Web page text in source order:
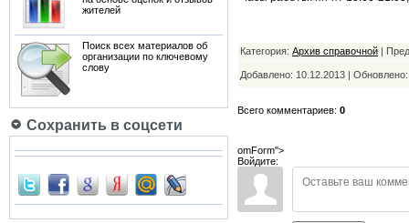
жителей
Поиск всех материалов об
организации по ключевому
слову
Сохранить в соцсети
Категория: Архив справочной |
Добавлено: 10.12.2013 |
Всего комментариев: 0
omForm">
Войдите: